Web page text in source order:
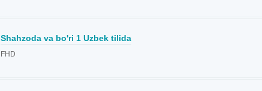
Shahzoda va bo'ri 1 Uzbek tilida
FHD